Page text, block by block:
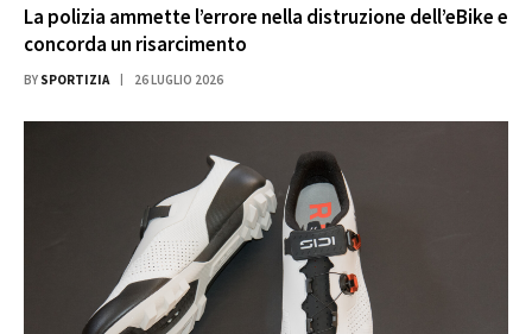
La polizia ammette l’errore nella distruzione dell’eBike e
concorda un risarcimento
BY SPORTIZIA 26 LUGLIO 2026